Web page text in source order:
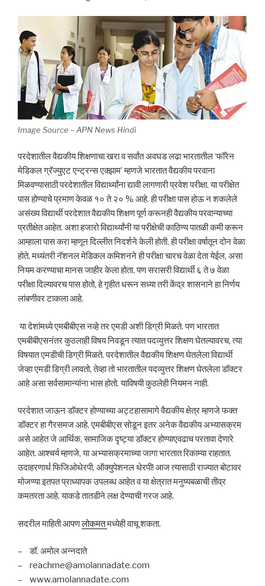
Image Source – APN News Hindi
परदेशातील वैद्यकीय शिक्षणाचा खरा व सर्वांत अवघड लढा भारतातील ‘फॉरेन
मेडिकल ग्रॅज्युएट एन्ट्रन्स एक्झाम’ म्हणजे भारतात वैद्यकीय परवाना
मिळवण्यासाठी परदेशातील विद्यार्थ्यांना द्यावी लागणारी प्रवेश परीक्षा. या परीक्षेत
पास होण्याचे प्रमाण केवळ १० ते २० % आहे. ही परीक्षा पास होऊ न शकलेले
असंख्य विद्यार्थी परदेशात वैद्यकीय शिक्षण पूर्ण करूनही वैद्यकीय परवान्याच्या
प्रतीक्षेत आहेत. अशा हजारो विद्यार्थ्यांनी या परीक्षेची काठिण्य पातळी कमी करून
आम्हाला पास करा म्हणून दिल्लीत निदर्शने केली होती. ही परीक्षा वर्षातून दोन वेळा
होते. मध्यंतरी नॅशनल मेडिकल कमिशनने ही परीक्षा चारच वेळा देता येईल, असा
नियम करण्याचा मानस जाहीर केला होता. पण सरासरी विद्यार्थी ६ ते ७ वेळा
परीक्षा दिल्यावरच पास होतो, हे गृहीत धरून सध्या तरी केंद्र शासनाने हा निर्णय
लांबणीवर टाकला आहे.
या देशांमध्ये एमबीबीएस नव्हे तर एमडी अशी डिग्री मिळते. पण भारतात
एमबीबीएसनंतर कुठलाही विषय निवडून त्यात पदव्युत्तर शिक्षण घेतल्यावरच, त्या
विषयात एमडीची डिग्री मिळते. परदेशातील वैद्यकीय शिक्षण घेतलेला विद्यार्थी
जेव्हा एमडी डिग्री लावतो, तेव्हा तो भारतातील पदव्युत्तर शिक्षण घेतलेला डॉक्टर
आहे असा सर्वसामान्यांना भास होतो. याविषयी कुठलेही नियमन नाही.
परदेशात जाऊन डॉक्टर होण्याच्या अट्टहासामागे वैद्यकीय क्षेत्र म्हणजे फक्त
डॉक्टर हा गैरसमज आहे. एमबीबीएस सोडून इतर अनेक वैद्यकीय अभ्यासक्रम
असे आहेत जे आर्थिक, सामाजिक दृष्ट्या डॉक्टर होण्याएवढाच परतावा देणारे
आहेत. आश्चर्य म्हणजे, या अभ्यासक्रमाच्या जागा भारतात रिकाम्या राहतात.
उदाहरणार्थ फिजिओथेरपी, ऑक्युपेशनल थेरपी! आज त्यासाठी राज्यात बोटावर
मोजण्या इतपत प्राध्यापक उपलब्ध आहेत व या क्षेत्रात मनुष्यबळाची तीव्र
कमतरता आहे. याकडे तातडीने लक्ष देण्याची गरज आहे.
सदरील माहिती आपणलोकमतमध्येही वाचू शकता.
– डॉ. अमोल अन्नदाते
– reachme@amolannadate.com
– www.amolannadate.com